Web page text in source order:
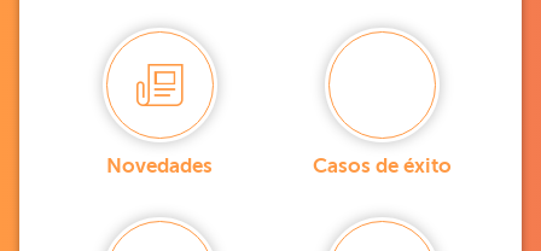
Novedades Casos de éxito